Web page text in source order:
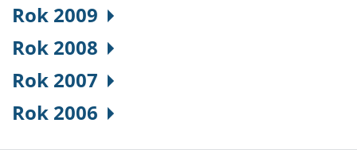
Rok 2009
Rok 2008
Rok 2007
Rok 2006